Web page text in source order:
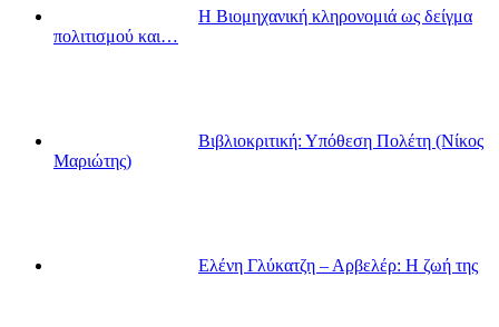
Η Βιομηχανική κληρονομιά ως δείγμα
πολιτισμού και…
Βιβλιοκριτική: Υπόθεση Πολέτη (Νίκος
Μαριώτης)
Ελένη Γλύκατζη – Αρβελέρ: Η ζωή της